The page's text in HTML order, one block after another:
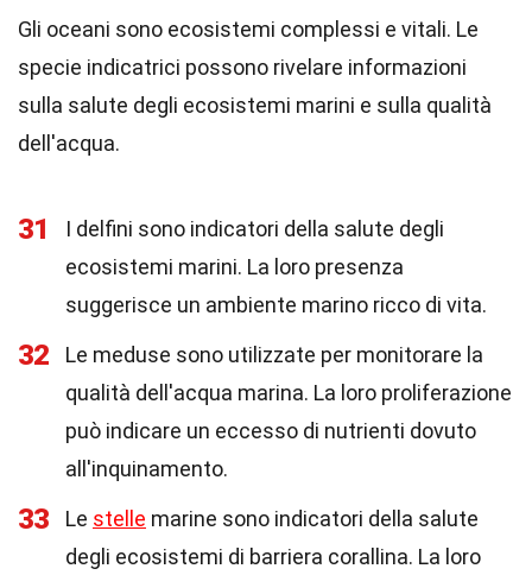
Gli oceani sono ecosistemi complessi e vitali. Le
specie indicatrici possono rivelare informazioni
sulla salute degli ecosistemi marini e sulla qualità
dell'acqua.
31
I delfini sono indicatori della salute degli
ecosistemi marini. La loro presenza
suggerisce un ambiente marino ricco di vita.
32
Le meduse sono utilizzate per monitorare la
qualità dell'acqua marina. La loro proliferazione
può indicare un eccesso di nutrienti dovuto
all'inquinamento.
33 Le stelle marine sono indicatori della salute
degli ecosistemi di barriera corallina. La loro